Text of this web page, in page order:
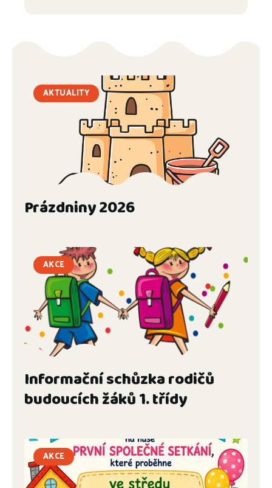
AKTUALITY
Prázdniny 2026
AKCE
Informační schůzka rodičů
budoucích žáků 1. třídy
AKCE